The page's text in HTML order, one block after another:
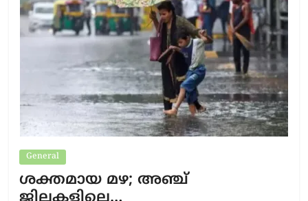
General
ശക്തമായ മഴ; അഞ്ച്